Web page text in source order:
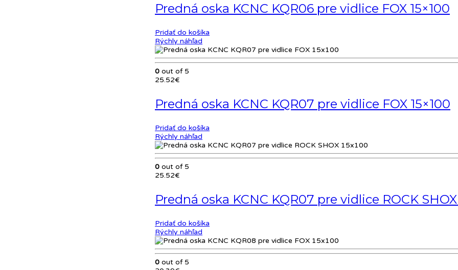
60.47€.54.43€.
Predná oska KCNC KQR06 pre vidlice FOX 15×100
Pridať do košíka
Rýchly náhľad
0 out of 5
25.52€
Predná oska KCNC KQR07 pre vidlice FOX 15×100
Pridať do košíka
Rýchly náhľad
0 out of 5
25.52€
Predná oska KCNC KQR07 pre vidlice ROCK SHOX
Pridať do košíka
Rýchly náhľad
0 out of 5